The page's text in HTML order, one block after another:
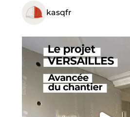
kasqfr